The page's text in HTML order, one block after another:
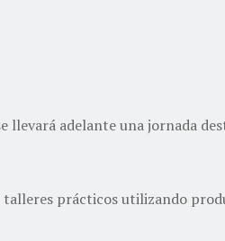
llevará adelante una jornada
prácticos utilizando